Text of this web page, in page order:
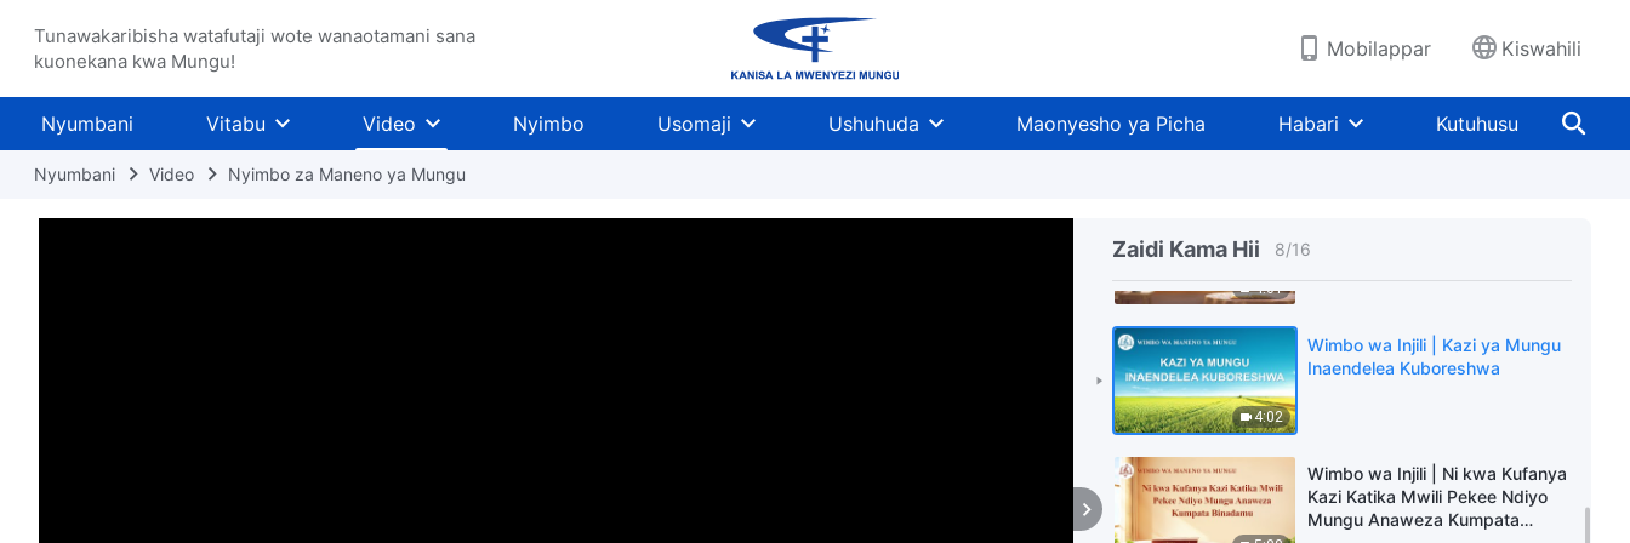
Tunawakaribisha watafutaji wote wanaotamani sana
kuonekana kwa Mungu!
Mobilappar Kiswahili
Nyumbani Vitabu Video Nyimbo Usomaji Ushuhuda Maonyesho ya Picha Habari Kutuhusu
Nyumbani Video Nyimbo za Maneno ya Mungu
Zaidi Kama Hii 8/16
4:01
Ni Mungu
4:02
Wimbo wa Injili | Kazi ya Mungu
Inaendelea Kuboreshwa
Wimbo wa Injili | Ni kwa Kufanya
Kazi Katika Mwili Pekee Ndiyo
Mungu Anaweza Kumpata